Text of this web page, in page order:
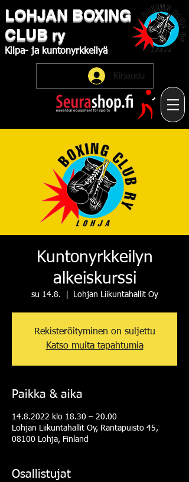
LOHJAN ​BOXING
CLUB ry
Kilpa- ja kuntonyrkkeilyä
Kirjaudu
Kuntonyrkkeilyn
alkeiskurssi
su 14.8. Lohjan Liikuntahallit Oy
Rekisteröityminen on suljettu
Katso muita tapahtumia
Paikka & aika
14.8.2022 klo 18.30 – 20.00
Lohjan Liikuntahallit Oy, Rantapuisto 45,
08100 Lohja, Finland
Osallistujat